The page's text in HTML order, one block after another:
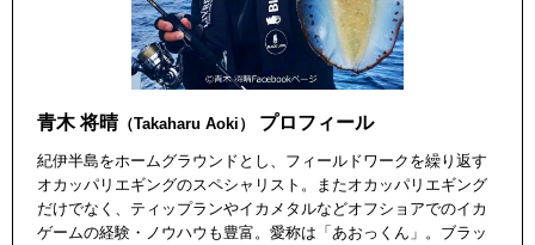
青木 将晴（Takaharu Aoki） プロフィール
紀伊半島をホームグラウンドとし、フィールドワークを繰り返す
オカッパリエギングのスペシャリスト。またオカッパリエギング
だけでなく、ティップランやイカメタルなどオフショアでのイカ
ゲームの経験・ノウハウも豊富。愛称は「あおっくん」。ブラッ